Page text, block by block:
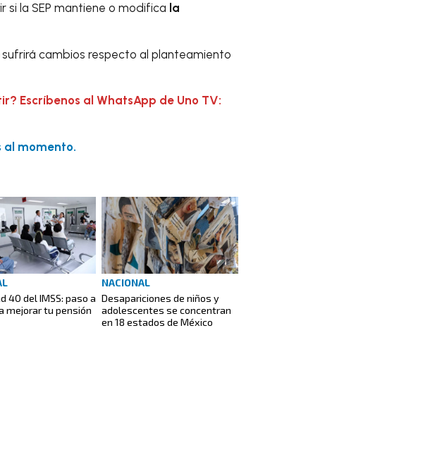
si la SEP mantiene o modifica la
cambios respecto al planteamiento
Escríbenos al WhatsApp de Uno TV:
al momento.
40 del IMSS: paso a
mejorar tu pensión
NACIONAL
Desapariciones de niños y
adolescentes se concentran
en 18 estados de México